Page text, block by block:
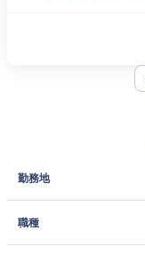
勤務地
職種